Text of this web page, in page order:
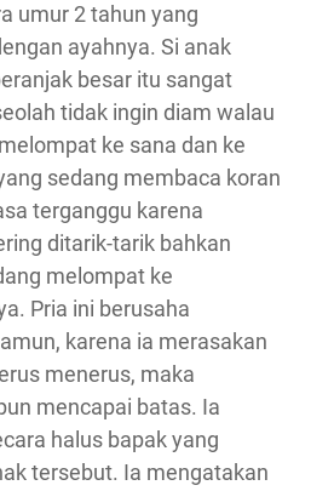
umur 2 tahun yang
ayahnya. Si anak
besar itu sangat
tidak ingin diam walau
ke sana dan ke
sedang membaca koran
terganggu karena
ditarik-tarik bahkan
melompat ke
Pria ini berusaha
karena ia merasakan
menerus, maka
mencapai batas. Ia
halus bapak yang
tersebut. Ia mengatakan